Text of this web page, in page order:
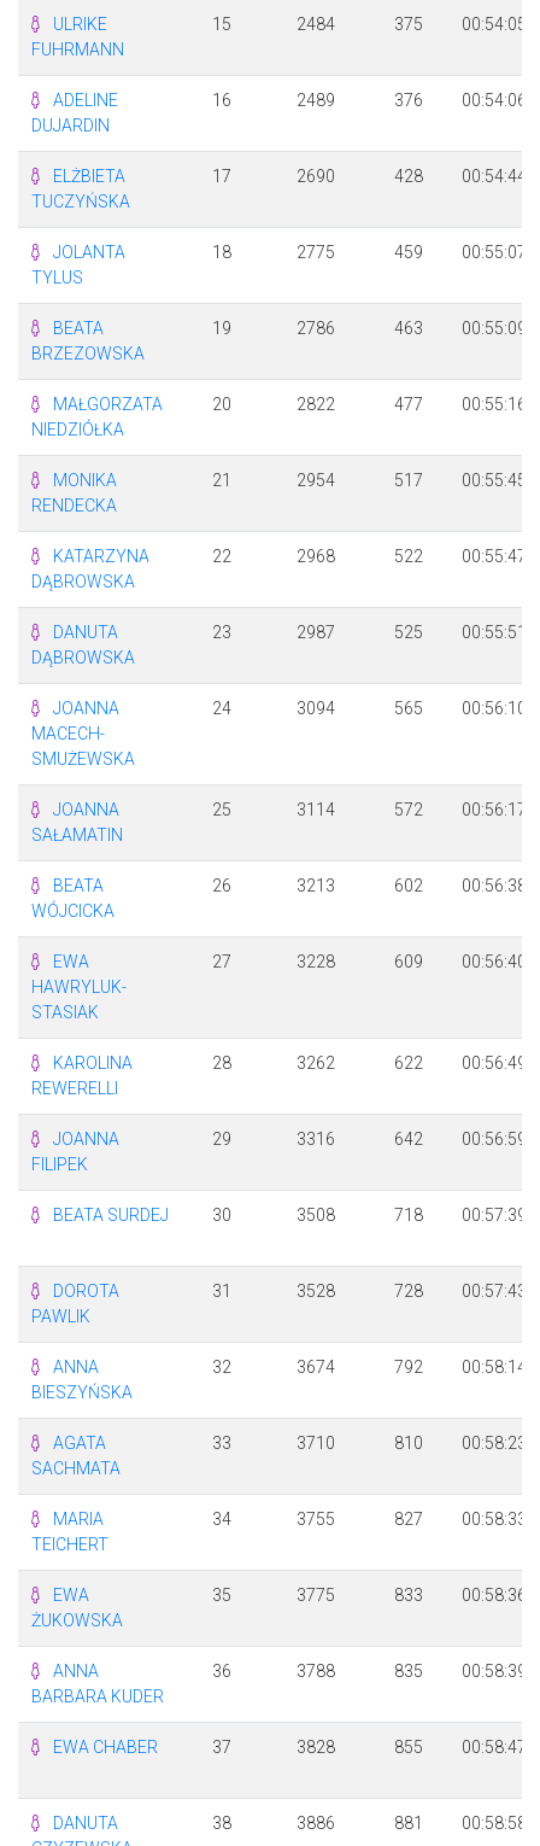
ULRIKE
FUHRMANN
15 2484 375 00:54:05
ADELINE
DUJARDIN
16 2489 376 00:54:06
ELŻBIETA
TUCZYŃSKA
17 2690 428 00:54:44
JOLANTA
TYLUS
18 2775 459 00:55:07
BEATA
BRZEZOWSKA
19 2786 463 00:55:09
MAŁGORZATA
NIEDZIÓŁKA
20 2822 477 00:55:16
MONIKA
RENDECKA
21 2954 517 00:55:45
KATARZYNA
DĄBROWSKA
22 2968 522 00:55:47
DANUTA
DĄBROWSKA
23 2987 525 00:55:51
JOANNA
MACECH-
SMUŻEWSKA
24 3094 565 00:56:10
JOANNA
SAŁAMATIN
25 3114 572 00:56:17
BEATA
WÓJCICKA
26 3213 602 00:56:38
EWA
HAWRYLUK-
STASIAK
27 3228 609 00:56:40
KAROLINA
REWERELLI
28 3262 622 00:56:49
JOANNA
FILIPEK
29 3316 642 00:56:59
BEATA SURDEJ 30 3508 718 00:57:39
DOROTA
PAWLIK
31 3528 728 00:57:43
ANNA
BIESZYŃSKA
32 3674 792 00:58:14
AGATA
SACHMATA
33 3710 810 00:58:23
MARIA
TEICHERT
34 3755 827 00:58:33
EWA
ŻUKOWSKA
35 3775 833 00:58:36
ANNA
BARBARA KUDER
36 3788 835 00:58:39
EWA CHABER 37 3828 855 00:58:47
DANUTA
38 3886 881 00:58:58